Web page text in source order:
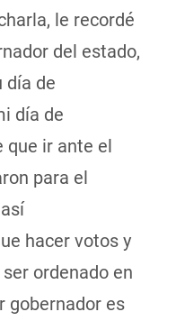
le recordé
del estado,
día de
día de
que ir ante el
para el
hacer votos y
ordenado en
gobernador es